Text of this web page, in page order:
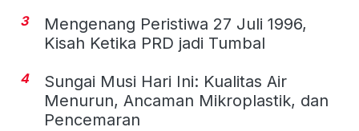
3
Mengenang Peristiwa 27 Juli 1996,
Kisah Ketika PRD jadi Tumbal
4
Sungai Musi Hari Ini: Kualitas Air
Menurun, Ancaman Mikroplastik, dan
Pencemaran